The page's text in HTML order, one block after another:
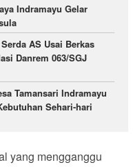
Indramayu Gelar
AS Usai Berkas
Danrem 063/SGJ
Tamansari Indramayu
Sehari-hari
yang mengganggu